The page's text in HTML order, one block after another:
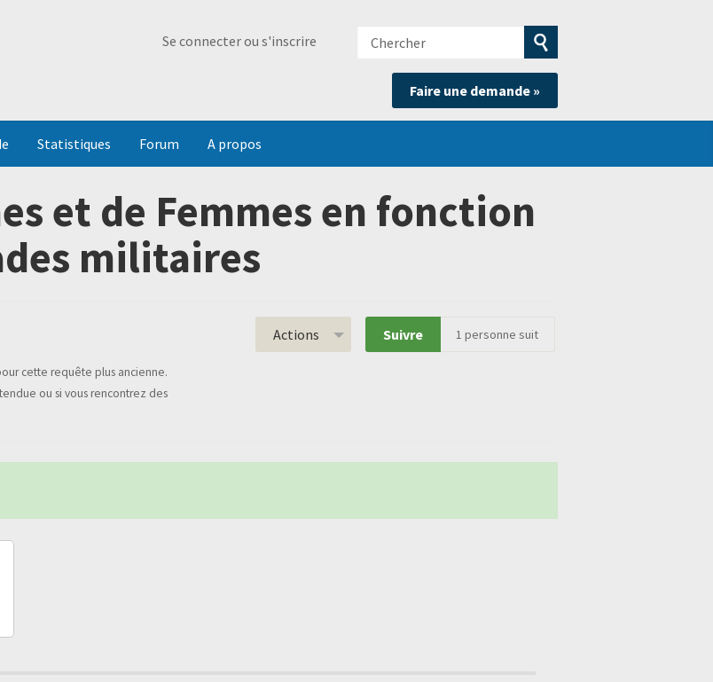
Se connecter ou s'inscrire
Chercher
Soumettre
la
recherche
Faire une demande »
Statistiques Forum A propos
et de Femmes en fonction
militaires
cette requête plus ancienne.
ou si vous rencontrez des
Actions Suivre 1 personne suit